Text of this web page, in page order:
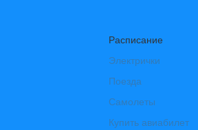
Расписание
Электрички
Поезда
Самолеты
Купить авиабилет